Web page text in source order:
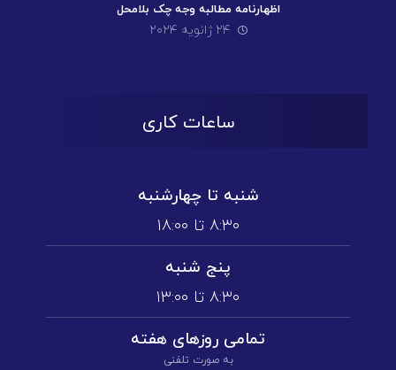
اظهارنامه مطالبه وجه چک بلامحل
۲۴ ژانویه ۲۰۲۴
ساعات کاری
شنبه تا چهارشنبه
۸:۳۰ تا ۱۸:۰۰
پنج شنبه
۸:۳۰ تا ۱3:۰۰
تمامی روز‌های هفته
به صورت تلفنی